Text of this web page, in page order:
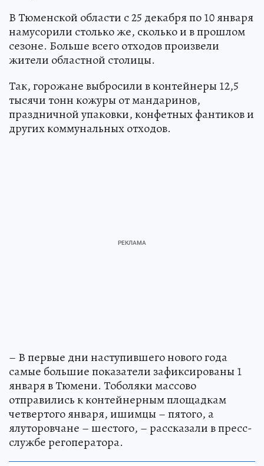
В Тюменской области с 25 декабря по 10 января
намусорили столько же, сколько и в прошлом
сезоне. Больше всего отходов произвели
жители областной столицы.
Так, горожане выбросили в контейнеры 12,5
тысячи тонн кожуры от мандаринов,
праздничной упаковки, конфетных фантиков и
других коммунальных отходов.
– В первые дни наступившего нового года
самые большие показатели зафиксированы 1
января в Тюмени. Тоболяки массово
отправились к контейнерным площадкам
четвертого января, ишимцы – пятого, а
ялуторовчане – шестого, – рассказали в пресс-
службе регоператора.